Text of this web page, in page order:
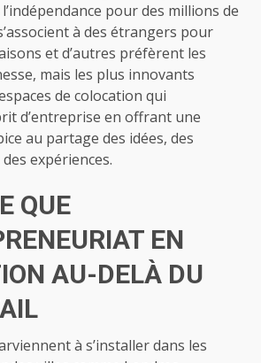
pour des millions de
à des étrangers pour
et d’autres préfèrent les
mais les plus innovants
de colocation qui
d’entreprise en offrant une
au partage des idées, des
expériences.
QUE
EN
AU-DELÀ DU
à s’installer dans les